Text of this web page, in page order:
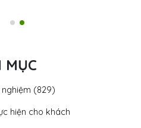
MỤC
(829)
hiện cho khách